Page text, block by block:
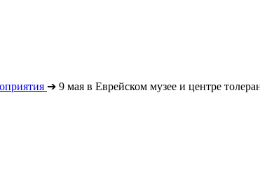
➔ 9 мая в Еврейском музее и центре